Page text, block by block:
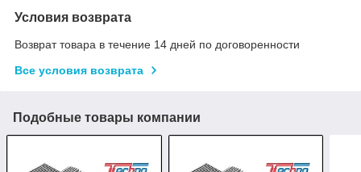
Условия возврата
Возврат товара в течение 14 дней по договоренности
Все условия возврата
Подобные товары компании